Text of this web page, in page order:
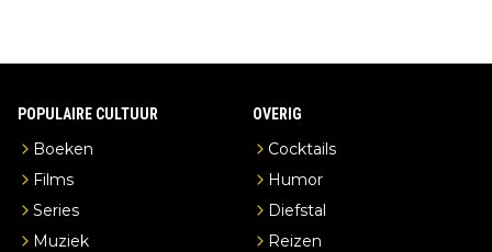
POPULAIRE CULTUUR
Boeken
Films
Series
Muziek
OVERIG
Cocktails
Humor
Diefstal
Reizen